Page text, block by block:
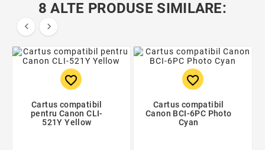
8 ALTE PRODUSE SIMILARE:
 
favorite_border
Cartus compatibil
pentru Canon CLI-
521Y Yellow
favorite_border
Cartus compatibil
Canon BCI-6PC Photo
Cyan